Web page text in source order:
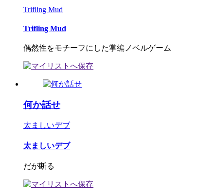
Trifling Mud
Trifling Mud
偶然性をモチーフにした掌編ノベルゲーム
何か話せ
太ましいデブ
太ましいデブ
だが断る